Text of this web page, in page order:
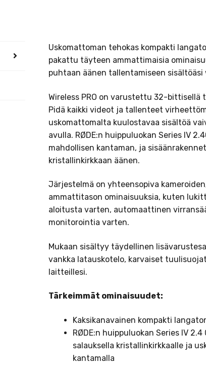
Uskomattoman tehokas kompakti
pakattu täyteen ammattimaisia
puhtaan äänen tallentamiseen sisältöäsi
Wireless PRO on varustettu 32-
Pidä kaikki videot ja tallenteet
uskomattomalta kuulostavaa sisältöä
avulla. RØDE:n huippuluokan Series IV
mahdollisen kantaman, ja
kristallinkirkkaan äänen.
Järjestelmä on yhteensopiva
ammattitason ominaisuuksia, kuten
aloitusta varten, automaattinen
monitorointia varten.
Mukaan sisältyy täydellinen
vankka latauskotelo, karvaiset
laitteillesi.
Tärkeimmät ominaisuudet:
Kaksikanavainen kompakti
RØDE:n huippuluokan Series IV
salauksella kristallinkirkkaalle ja
kantamalla